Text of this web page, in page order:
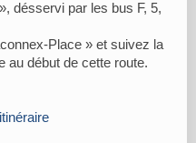
désservi par les bus F, 5,
Place » et suivez la
au début de cette route.